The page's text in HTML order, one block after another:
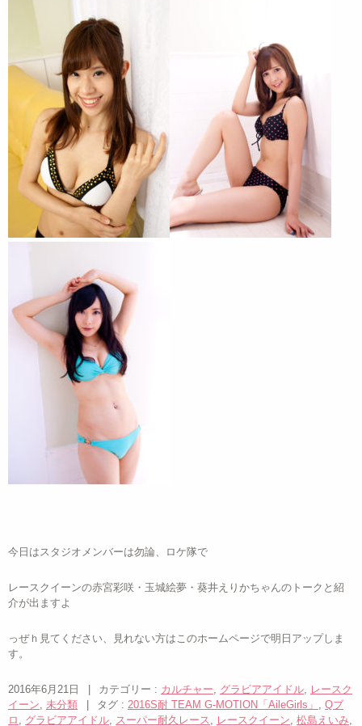
今日はスタジオメンバーは勿論、ロケ隊で
レースクイーンの赤宮彩咲・玉城絵夢・葵井えりかちゃんのトークと紹
介が出ますよ
っぜｈ見てください、見れない方はこのホームページで明日アップしま
す。
2016年6月21日 カテゴリー : カルチャー, グラビアアイドル, レースク
イーン, 未分類 タグ : 2016S耐 TEAM G-MOTION「AileGirls」 , Qブ
ロ , グラビアアイドル, スーパー耐久レース , レースクイーン, 松島えいみ,